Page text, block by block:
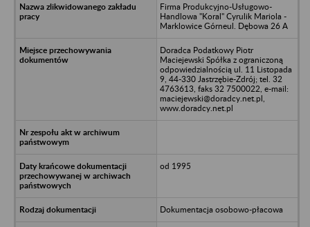
Firma Produkcyjno-Usługowo-
Handlowa "Koral" Cyrulik Mariola -
Marklowice Górneul. Dębowa 26 A
Doradca Podatkowy Piotr
Maciejewski Spółka z ograniczoną
odpowiedzialnością ul. 11 Listopada
9, 44-330 Jastrzębie-Zdrój; tel. 32
4763613, faks 32 7500022, e-mail:
maciejewski@doradcy.net.pl,
www.doradcy.net.pl
od 1995
Dokumentacja osobowo-płacowa